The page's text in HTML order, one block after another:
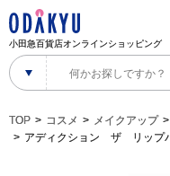
小田急百貨店オンラインショッピング
TOP コスメ メイクアップ
アディクション ザ リップ